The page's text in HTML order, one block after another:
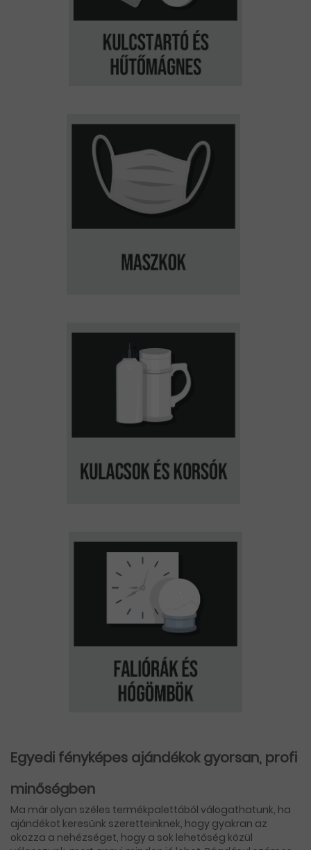
Egyedi fényképes ajándékok gyorsan, profi
minőségben
Ma már olyan széles termékpalettából válogathatunk, ha
ajándékot keresünk szeretteinknek, hogy gyakran az
okozza a nehézséget, hogy a sok lehetőség közül